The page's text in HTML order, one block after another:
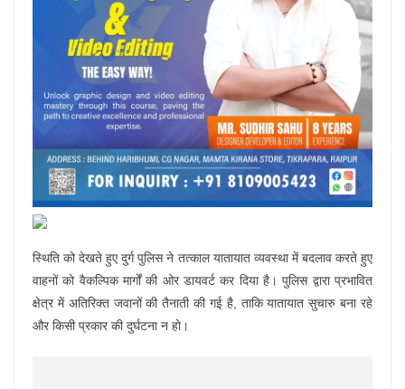
स्थिति को देखते हुए दुर्ग पुलिस ने तत्काल यातायात व्यवस्था में बदलाव करते हुए
वाहनों को वैकल्पिक मार्गों की ओर डायवर्ट कर दिया है। पुलिस द्वारा प्रभावित
क्षेत्र में अतिरिक्त जवानों की तैनाती की गई है, ताकि यातायात सुचारु बना रहे
और किसी प्रकार की दुर्घटना न हो।